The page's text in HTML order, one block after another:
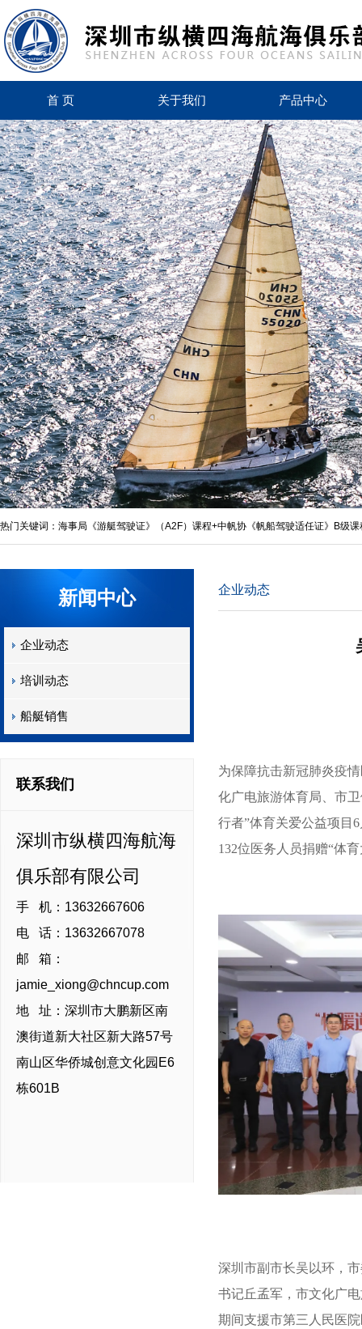
首 页 关于我们 产品中心
热门关键词： 海事局《游艇驾驶证》（A2F）课程+中帆协《帆船驾驶适任证》B级课
照 , A2F游艇帆船驾驶培训 , A2F游艇驾驶证 , A2F游艇驾驶培训 ,
新闻中心
企业动态
培训动态
船艇销售
联系我们
深圳市纵横四海航海
俱乐部有限公司
手 机：13632667606
电 话：13632667078
邮 箱：
jamie_xiong@chncup.com
地 址：深圳市大鹏新区南
澳街道新大社区新大路57号
南山区华侨城创意文化园E6
栋601B
企业动态
为保障抗击新冠肺炎疫
化广电旅游体育局、市
行者”体育关爱公益项目
132位医务人员捐赠“体
深圳市副市长吴以环，
书记丘孟军，市文化广
期间支援市第三人民医